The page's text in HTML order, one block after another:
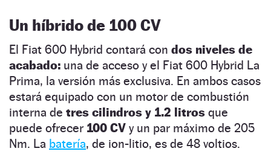
Un híbrido de 100 CV
El Fiat 600 Hybrid contará con dos niveles de
acabado: una de acceso y el Fiat 600 Hybrid La
Prima, la versión más exclusiva. En ambos casos
estará equipado con un motor de combustión
interna de tres cilindros y 1.2 litros que
puede ofrecer 100 CV y un par máximo de 205
Nm. La batería, de ion-litio, es de 48 voltios.